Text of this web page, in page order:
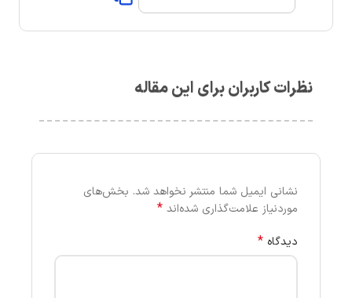
نظرات کاربران برای این مقاله
نشانی ایمیل شما منتشر نخواهد شد. بخش‌های
موردنیاز علامت‌گذاری شده‌اند *
دیدگاه *